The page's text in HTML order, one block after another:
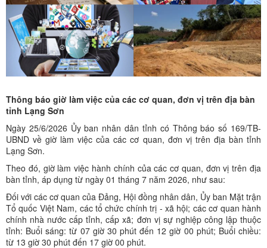
Thông báo giờ làm việc của các cơ quan, đơn vị trên địa bàn
tỉnh Lạng Sơn
Ngày 25/6/2026 Ủy ban nhân dân tỉnh có Thông báo số 169/TB-
UBND về giờ làm việc của các cơ quan, đơn vị trên địa bàn tỉnh
Lạng Sơn.
Theo đó, giờ làm việc hành chính của các cơ quan, đơn vị trên địa
bàn tỉnh, áp dụng từ ngày 01 tháng 7 năm 2026, như sau:
Đối với các cơ quan của Đảng, Hội đồng nhân dân, Ủy ban Mặt trận
Tổ quốc Việt Nam, các tổ chức chính trị - xã hội; các cơ quan hành
chính nhà nước cấp tỉnh, cấp xã; đơn vị sự nghiệp công lập thuộc
tỉnh: Buổi sáng: từ 07 giờ 30 phút đến 12 giờ 00 phút; Buổi chiều:
từ 13 giờ 30 phút đến 17 giờ 00 phút.